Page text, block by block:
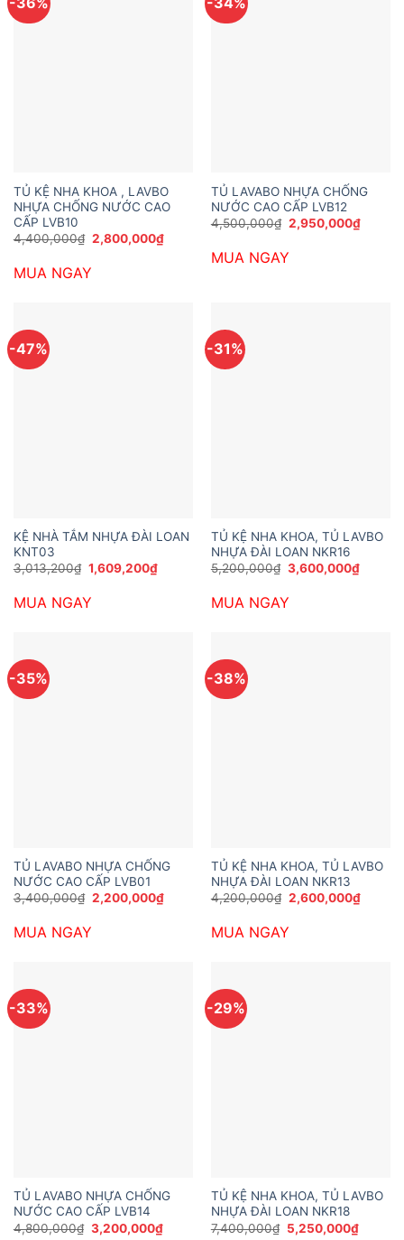
TỦ KỆ NHA KHOA , LAVBO
NHỰA CHỐNG NƯỚC CAO
CẤP LVB10
4,400,000₫ Giá
gốc
4,400,000₫.
2,800,000₫Giá
hiện
MUA NGAY
TỦ LAVABO NHỰA CHỐNG
NƯỚC CAO CẤP LVB12
4,500,000₫ Giá
gốc
4,500,000₫.
2,950,000₫Giá
hiện
MUA NGAY
-47%
KỆ NHÀ TẮM NHỰA ĐÀI LOAN
KNT03
3,013,200₫ Giá
gốc
3,013,200₫.
1,609,200₫Giá
hiện
MUA NGAY
-31%
TỦ KỆ NHA KHOA, TỦ LAVBO
NHỰA ĐÀI LOAN NKR16
5,200,000₫ Giá
gốc
5,200,000₫.
3,600,000₫Giá
hiện
MUA NGAY
-35%
TỦ LAVABO NHỰA CHỐNG
NƯỚC CAO CẤP LVB01
3,400,000₫ Giá
gốc
3,400,000₫.
2,200,000₫Giá
hiện
MUA NGAY
-38%
TỦ KỆ NHA KHOA, TỦ LAVBO
NHỰA ĐÀI LOAN NKR13
4,200,000₫ Giá
gốc
4,200,000₫.
2,600,000₫Giá
hiện
MUA NGAY
-33%
TỦ LAVABO NHỰA CHỐNG
NƯỚC CAO CẤP LVB14
4,800,000₫ Giá
3,200,000₫Giá
-29%
TỦ KỆ NHA KHOA, TỦ LAVBO
NHỰA ĐÀI LOAN NKR18
7,400,000₫ Giá
5,250,000₫Giá